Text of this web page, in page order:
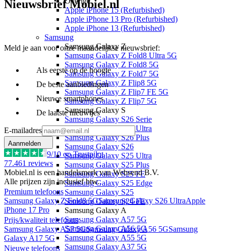
Apple iPhone 15 (Refurbished)
Apple iPhone 13 Pro (Refurbished)
Apple iPhone 13 (Refurbished)
Samsung
Samsung Galaxy Z
Samsung Galaxy Z Fold8 Ultra 5G
Samsung Galaxy Z Fold8 5G
Samsung Galaxy Z Fold7 5G
Samsung Galaxy Z Flip8 5G
Samsung Galaxy Z Flip7 FE 5G
Samsung Galaxy Z Flip7 5G
Samsung Galaxy S
Samsung Galaxy S26 Serie
Samsung Galaxy S26 Ultra
Samsung Galaxy S26 Plus
Samsung Galaxy S26
Samsung Galaxy S25 Ultra
Samsung Galaxy S25 Plus
Samsung Galaxy S25 FE
Samsung Galaxy S25 Edge
Samsung Galaxy S25
Samsung Galaxy S24 FE
Samsung Galaxy A
Samsung Galaxy A57 5G
Samsung Galaxy A56 5G
Samsung Galaxy A55 5G
Samsung Galaxy A37 5G
Nieuwsbrief Mobiel.nl
Meld je aan voor onze maandelijkse nieuwsbrief:
Als eerste op de hoogte
De beste aanbiedingen
Nieuwe smartphones
De laatste nieuwtjes
E-mailadres
Aanmelden
9/10 op Trustpilot
77.461 reviews
Mobiel.nl is een handelsmerk van Websend B.V.
Alle prijzen zijn inclusief btw.
Premium telefoons
Samsung Galaxy Z Fold8 5GSamsung Galaxy S26 UltraApple
iPhone 17 Pro
Prijs/kwaliteit telefoons
Samsung Galaxy A57 5GSamsung Galaxy A56 5GSamsung
Galaxy A17 5G
Nieuwe telefoons